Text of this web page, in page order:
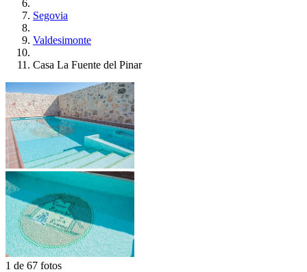
Segovia
Valdesimonte
Casa La Fuente del Pinar
1 de 67 fotos